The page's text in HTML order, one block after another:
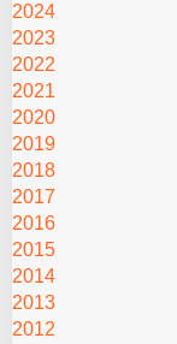
2024
2023
2022
2021
2020
2019
2018
2017
2016
2015
2014
2013
2012